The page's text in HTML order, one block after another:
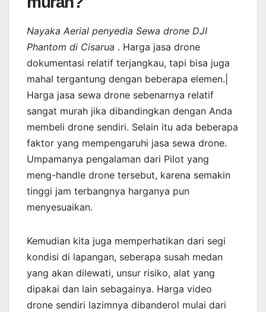
Nayaka Aerial penyedia Sewa drone DJI
Phantom di Cisarua . Harga jasa drone
dokumentasi relatif terjangkau, tapi bisa juga
mahal tergantung dengan beberapa elemen.|
Harga jasa sewa drone sebenarnya relatif
sangat murah jika dibandingkan dengan Anda
membeli drone sendiri. Selain itu ada beberapa
faktor yang mempengaruhi jasa sewa drone.
Umpamanya pengalaman dari Pilot yang
meng-handle drone tersebut, karena semakin
tinggi jam terbangnya harganya pun
menyesuaikan.
Kemudian kita juga memperhatikan dari segi
kondisi di lapangan, seberapa susah medan
yang akan dilewati, unsur risiko, alat yang
dipakai dan lain sebagainya. Harga video
drone sendiri lazimnya dibanderol mulai dari